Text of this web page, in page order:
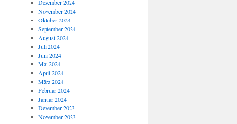
Dezember 2024
November 2024
Oktober 2024
September 2024
August 2024
Juli 2024
Juni 2024
Mai 2024
April 2024
März 2024
Februar 2024
Januar 2024
Dezember 2023
November 2023